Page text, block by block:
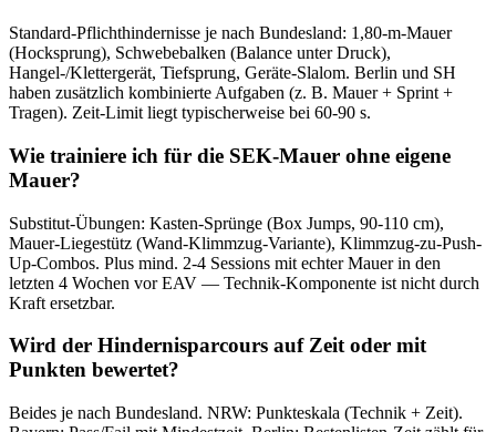
Standard-Pflichthindernisse je nach Bundesland: 1,80-m-Mauer
(Hocksprung), Schwebebalken (Balance unter Druck),
Hangel-/Klettergerät, Tiefsprung, Geräte-Slalom. Berlin und SH
haben zusätzlich kombinierte Aufgaben (z. B. Mauer + Sprint +
Tragen). Zeit-Limit liegt typischerweise bei 60-90 s.
Wie trainiere ich für die SEK-Mauer ohne eigene
Mauer?
Substitut-Übungen: Kasten-Sprünge (Box Jumps, 90-110 cm),
Mauer-Liegestütz (Wand-Klimmzug-Variante), Klimmzug-zu-Push-
Up-Combos. Plus mind. 2-4 Sessions mit echter Mauer in den
letzten 4 Wochen vor EAV — Technik-Komponente ist nicht durch
Kraft ersetzbar.
Wird der Hindernisparcours auf Zeit oder mit
Punkten bewertet?
Beides je nach Bundesland. NRW: Punkteskala (Technik + Zeit).